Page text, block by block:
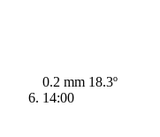
0.2 mm 18.3º
14:00